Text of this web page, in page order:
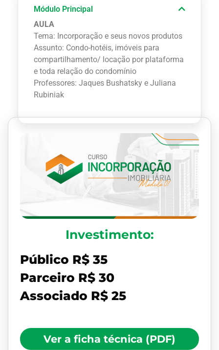
Módulo Principal
AULA
Tema: Incorporação e seus novos produtos
Assunto: Condo-hotéis, imóveis para
compartilhamento/ locação por plataforma
e toda relação do condomínio
Professores: Jaques Bushatsky e Juliana
Rubiniak
Investimento:
Público R$ 35
Parceiro R$ 30
Associado R$ 25
Ver a ficha técnica (PDF)